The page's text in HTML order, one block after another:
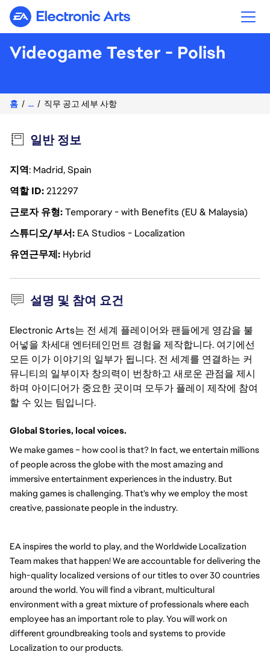
Electronic Arts
Videogame Tester - Polish
홈 ... 직무 공고 세부 사항
일반 정보
지역: Madrid, Spain
역할 ID212297
근로자 유형Temporary - with Benefits (EU & Malaysia)
스튜디오/부서 EA Studios - Localization
유연근무제 Hybrid
설명 및 참여 요건
Electronic Arts는 전 세계 플레이어와 팬들에게 영감을 불
어넣을 차세대 엔터테인먼트 경험을 제작합니다. 여기에선
모든 이가 이야기의 일부가 됩니다. 전 세계를 연결하는 커
뮤니티의 일부이자 창의력이 번창하고 새로운 관점을 제시
하며 아이디어가 중요한 곳이며 모두가 플레이 제작에 참여
할 수 있는 팀입니다.
Global Stories, local voices.
We make games – how cool is that? In fact, we entertain millions
of people across the globe with the most amazing and
immersive entertainment experiences in the industry. But
making games is challenging. That's why we employ the most
creative, passionate people in the industry.
EA inspires the world to play, and the Worldwide Localization
Team makes that happen! We are accountable for delivering the
high-quality localized versions of our titles to over 30 countries
around the world. You will find a vibrant, multicultural
environment with a great mixture of professionals where each
employee has an important role to play. You will work on
different groundbreaking tools and systems to provide
Localization to our products.